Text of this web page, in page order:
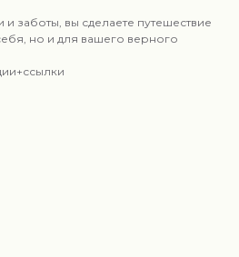
заботы, вы сделаете путешествие
но и для вашего верного